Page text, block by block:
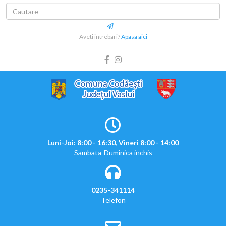
Aveti intrebari?Apasa aici
Luni-Joi: 8:00 - 16:30, Vineri 8:00 - 14:00
Sambata-Duminica inchis
0235-341114
Telefon